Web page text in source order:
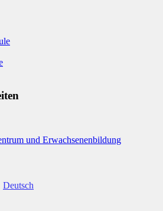
und Erwachsenenbildung
Deutsch